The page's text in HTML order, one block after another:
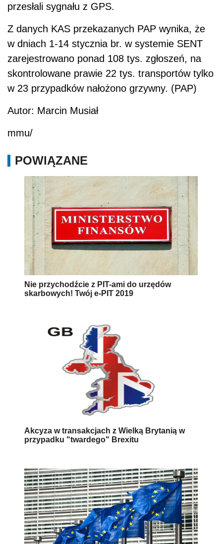
przesłali sygnału z GPS.
Z danych KAS przekazanych PAP wynika, że
w dniach 1-14 stycznia br. w systemie SENT
zarejestrowano ponad 108 tys. zgłoszeń, na
skontrolowane prawie 22 tys. transportów tylko
w 23 przypadków nałożono grzywny. (PAP)
Autor: Marcin Musiał
mmu/
POWIĄZANE
Nie przychodźcie z PIT-ami do urzędów
skarbowych! Twój e-PIT 2019
Akcyza w transakcjach z Wielką Brytanią w
przypadku "twardego" Brexitu